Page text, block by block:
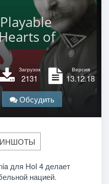
of
Загрузок
2131
Версия
13.12.18
Обсудить
для HoI 4 делает
нацией.